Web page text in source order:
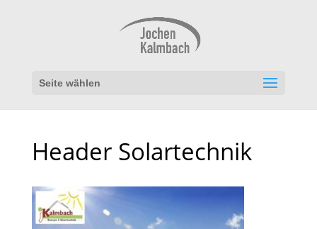
Seite wählen
Header Solartechnik